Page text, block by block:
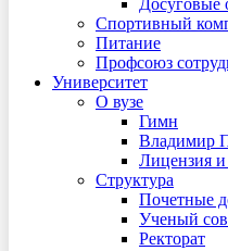
Досуговые
Спортивный
Питание
Профсоюз
Университет
О вузе
Гимн
Владимир
Лицензия и
Структура
Почетные
Ученый
Ректорат